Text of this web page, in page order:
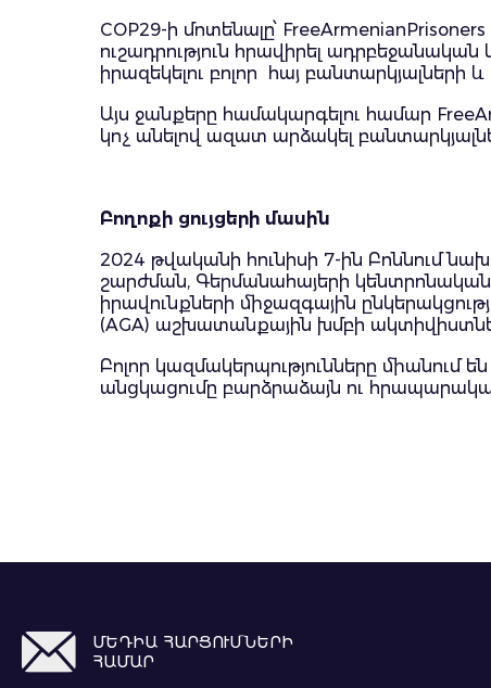
COP29-ի մոտենալը՝
ուշադրություն հրավիրել
իրազեկելու բոլոր հայ
Այս ջանքերը համակարգելու համար
կոչ անելով ազատ արձակել
Բողոքի ցույցերի մասին
2024 թվականի հունիսի 7-ին Բոննում
շարժման, Գերմանահայերի
իրավունքների միջազգային
(AGA) աշխատանքային խմբի
Բոլոր կազմակերպությունները միանում
անցկացումը բարձրաձայն ու
ՄԵԴԻԱ ՀԱՐՑՈՒՄՆԵՐԻ
ՀԱՄԱՐ